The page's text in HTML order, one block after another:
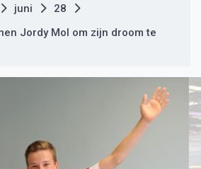
juni
28
Jordy Mol om zijn droom te